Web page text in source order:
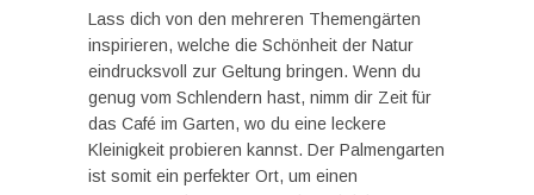
Lass dich von den mehreren Themengärten
inspirieren, welche die Schönheit der Natur
eindrucksvoll zur Geltung bringen. Wenn du
genug vom Schlendern hast, nimm dir Zeit für
das Café im Garten, wo du eine leckere
Kleinigkeit probieren kannst. Der Palmengarten
ist somit ein perfekter Ort, um einen